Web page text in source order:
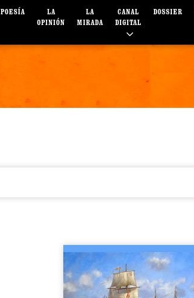
POESÍA
LA
OPINIÓN
LA
MIRADA
CANAL
DIGITAL
DOSSIER